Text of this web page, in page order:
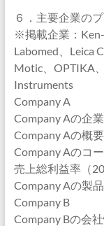
６．主要企業の
※掲載企業：Ken-
Labomed、Leica
Motic、OPTIKA
Instruments
Company A
Company Aの企
Company Aの概
Company Aのコ
売上総利益率（
Company Aの製
Company B
Company Bの会